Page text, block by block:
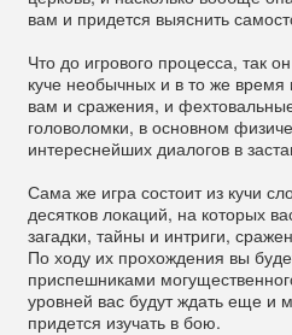
вам и придется выяснить
Что до игрового процесса, так
куче необычных и в то же время
вам и сражения, и
головоломки, в основном
интереснейших диалогов в
Сама же игра состоит из кучи
десятков локаций, на которых
загадки, тайны и интриги,
По ходу их прохождения вы
приспешниками
уровней вас будут ждать еще
придется изучать в бою.